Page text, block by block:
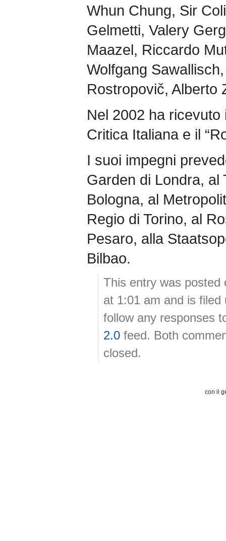
Whun Chung, Sir
Gelmetti, Valery
Maazel, Riccardo
Wolfgang
Rostropovič, Alberto
Nel 2002 ha ricevuto
Critica Italiana e il
I suoi impegni
Garden di Londra, al
Bologna, al
Regio di Torino, al
Pesaro, alla
Bilbao.
This entry was posted
at 1:01 am and is
follow any responses
2.0 feed. Both
closed.
con il